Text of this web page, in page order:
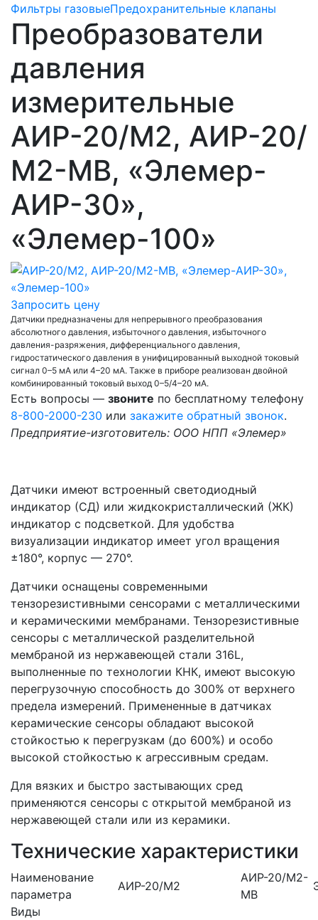
Фильтры газовыеПредохранительные клапаны
Преобразователи
давления
измерительные
АИР-20/М2, АИР-20/
М2-MB, «Элемер-
АИР-30»,
«Элемер-100»
Запросить цену
Датчики предназначены для непрерывного преобразования
абсолютного давления, избыточного давления, избыточного
давления-разряжения, дифференциального давления,
гидростатического давления в унифицированный выходной токовый
сигнал 0–5 мА или 4–20 мА. Также в приборе реализован двойной
комбинированный токовый выход 0–5/4–20 мА.
Есть вопросы — звоните по бесплатному телефону
8-800-2000-230 или закажите обратный звонок.
Предприятие-изготовитель: ООО НПП «Элемер»
Датчики имеют встроенный светодиодный
индикатор (СД) или жидкокристаллический (ЖК)
индикатор с подсветкой. Для удобства
визуализации индикатор имеет угол вращения
±180°, корпус — 270°.
Датчики оснащены современными
тензорезистивными сенсорами с металлическими
и керамическими мембранами. Тензорезистивные
сенсоры с металлической разделительной
мембраной из нержавеющей стали 316L,
выполненные по технологии КНК, имеют высокую
перегрузочную способность до 300% от верхнего
предела измерений. Примененные в датчиках
керамические сенсоры обладают высокой
стойкостью к перегрузкам (до 600%) и особо
высокой стойкостью к агрессивным средам.
Для вязких и быстро застывающих сред
применяются сенсоры с открытой мембраной из
нержавеющей стали или из керамики.
Технические характеристики
Наименование
параметра
АИР-20/М2
АИР-20/М2-
MB
Виды